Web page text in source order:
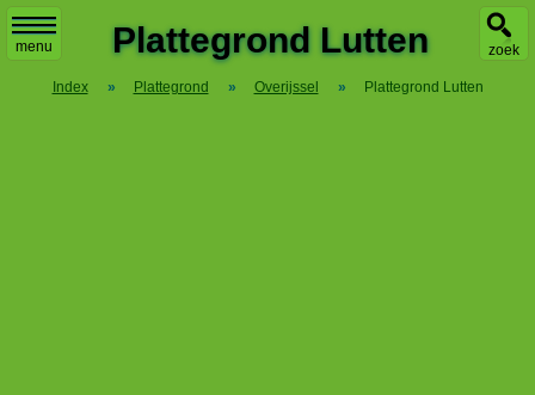
menu zoek
Plattegrond Lutten
Index » Plattegrond » Overijssel » Plattegrond Lutten